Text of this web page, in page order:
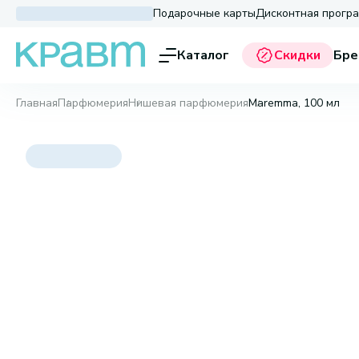
Подарочные картыДисконтная
Каталог Скидки
ГлавнаяПарфюмерияНишевая парфюмерияMaremma, 100 мл